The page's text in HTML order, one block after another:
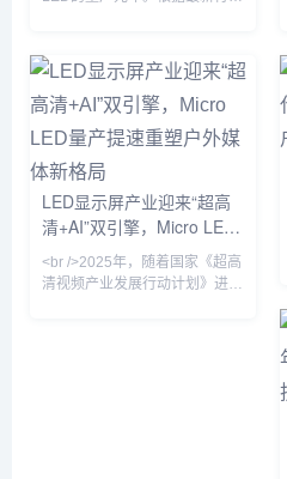
移技术上取得关键突破，将
Micro LED芯片的良率提升至
99.99%以上。这意味着LED显
示屏的分辨率首次全面超越
OLED，像素间距可以缩小至
0.3毫米以下，在高端商显、车
载显示和可穿戴设备上实现了
“无拼接缝”的视觉体验。与此同
时，COB（板上芯片）封装技
术加速普及，
LED显示屏产业迎来“超高
清+AI”双引擎，Micro LED
量产提速重塑户外媒体新格
局
<br />2025年，随着国家《超高
清视频产业发展行动计划》进入